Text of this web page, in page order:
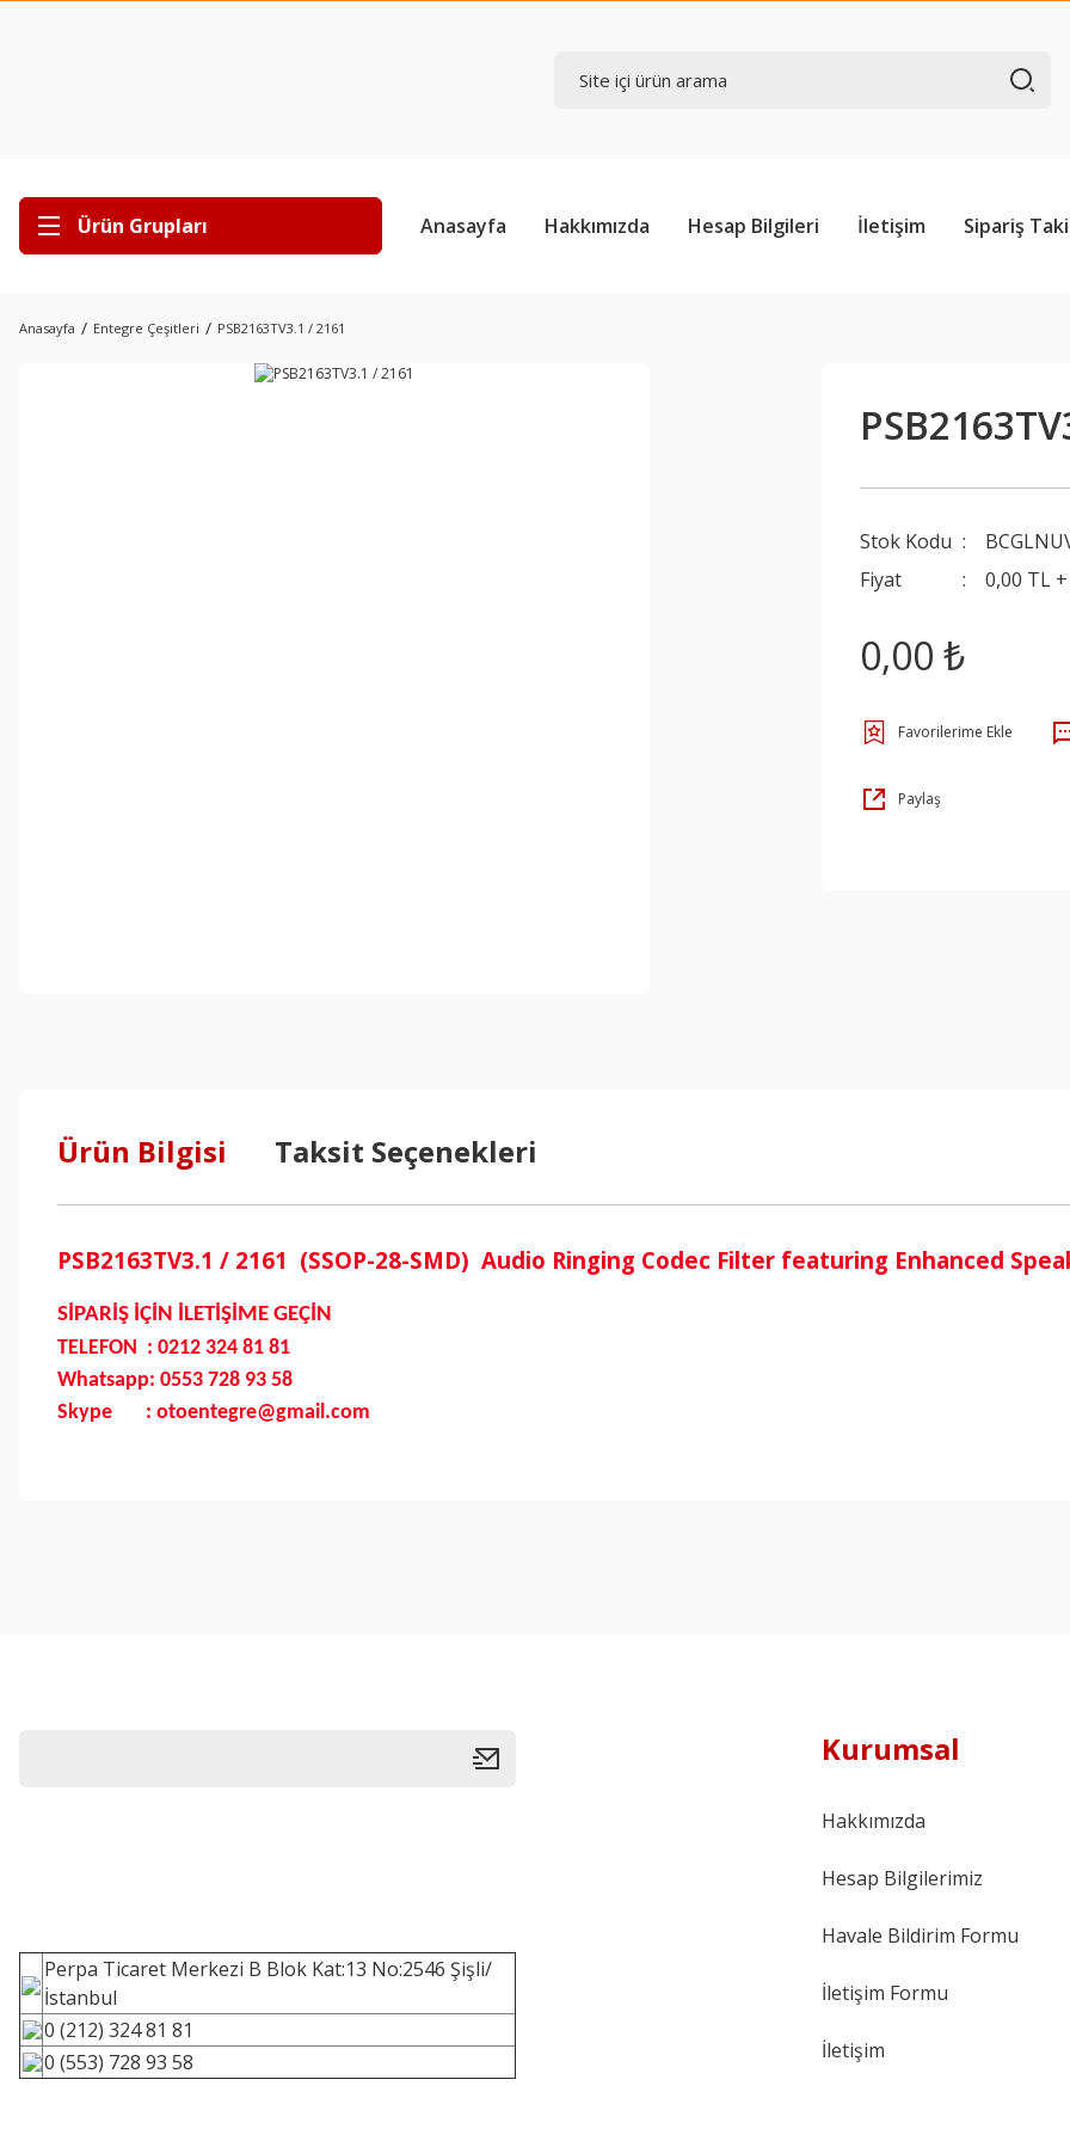
Ürün Grupları Anasayfa Hakkımızda Hesap Bilgileri İletişim Sipariş
Anasayfa Entegre Çeşitleri PSB2163TV3.1 / 2161
Stok Kodu
Fiyat
0,00 TL
0,00 ₺
Paylaş
Ürün Bilgisi Taksit Seçenekleri
PSB2163TV3.1 / 2161 (SSOP-28-SMD) Audio Ringing Codec Filter featuring Enhanced
SİPARİŞ İÇİN İLETİŞİME GEÇİN
TELEFON : 0212 324 81 81
Whatsapp: 0553 728 93 58
Skype : otoentegre@gmail.com
Perpa Ticaret Merkezi B Blok Kat:13 No:2546 Şişli/
İstanbul
0 (212) 324 81 81
0 (553) 728 93 58
Kurumsal
Hakkımızda
Hesap Bilgilerimiz
Havale Bildirim Formu
İletişim Formu
İletişim